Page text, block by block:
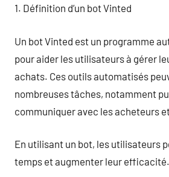
1. Définition d’un bot Vinted
Un bot Vinted est un programme
pour aider les utilisateurs à gérer
achats. Ces outils automatisés
nombreuses tâches, notamment
communiquer avec les acheteurs
En utilisant un bot, les utilisateurs
temps et augmenter leur efficacité.